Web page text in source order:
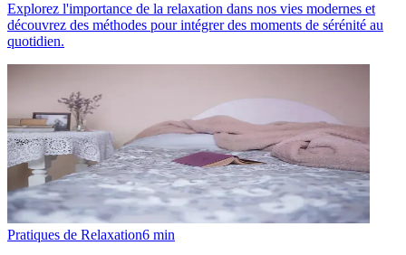
Explorez l'importance de la relaxation dans nos vies modernes et
découvrez des méthodes pour intégrer des moments de sérénité au
quotidien.
Pratiques de Relaxation6 min